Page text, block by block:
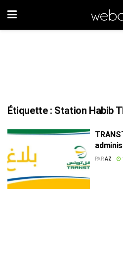
Étiquette : Station Habib
PARAZ